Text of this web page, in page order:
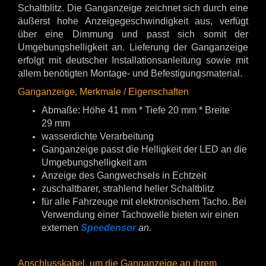
Schaltblitz. Die Ganganzeige zeichnet sich durch eine
äußerst hohe Anzeigegeschwindigkeit aus, verfügt
über eine Dimmung und passt sich somit der
Umgebungshelligkeit an. Lieferung der Ganganzeige
erfolgt mit deutscher Installationsanleitung sowie mit
allem benötigten Montage- und Befestigungsmaterial.
Ganganzeige, Merkmale / Eigenschaften​
Abmaße: Höhe 41 mm * Tiefe 20 mm * Breite
29 mm
wasserdichte Verarbeitung
Ganganzeige passt die Helligkeit der LED an die
Umgebungshelligkeit am
Anzeige des Gangwechsels in Echtzeit
zuschaltbarer, strahlend heller Schaltblitz
für alle Fahrzeuge mit elektronischem Tacho. Bei
Verwendung einer Tachowelle bieten wir einen
externen Speedensoran.
Anschlusskabel, um die Ganganzeige an ihrem